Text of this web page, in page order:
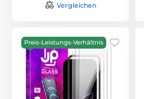
Vergleichen
Preis-Leistungs-Verhältnis